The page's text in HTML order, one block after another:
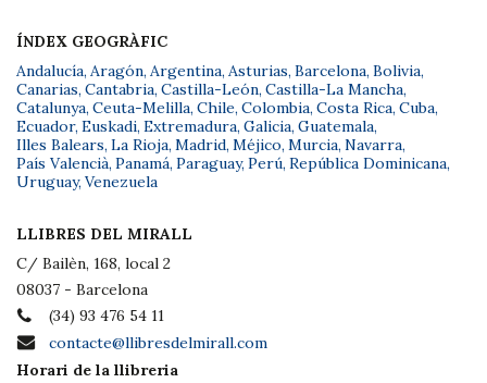
ÍNDEX GEOGRÀFIC
Andalucía, Aragón, Argentina, Asturias, Barcelona, Bolivia,
Canarias, Cantabria, Castilla-León, Castilla-La Mancha,
Catalunya, Ceuta-Melilla, Chile, Colombia, Costa Rica, Cuba,
Ecuador, Euskadi, Extremadura, Galicia, Guatemala,
Illes Balears, La Rioja, Madrid, Méjico, Murcia, Navarra,
País Valencià, Panamá, Paraguay, Perú, República Dominicana,
Uruguay, Venezuela
LLIBRES DEL MIRALL
C/ Bailèn, 168, local 2
08037 - Barcelona
(34) 93 476 54 11
contacte@llibresdelmirall.com
Horari de la llibreria